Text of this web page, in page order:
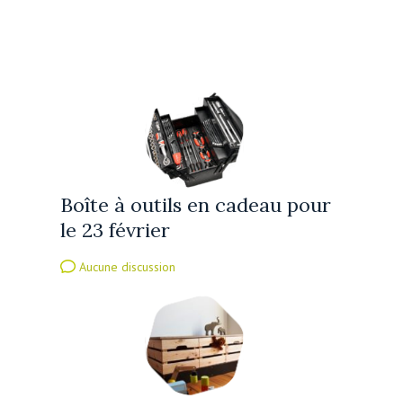
Boîte à outils en cadeau pour
le 23 février
Aucune discussion